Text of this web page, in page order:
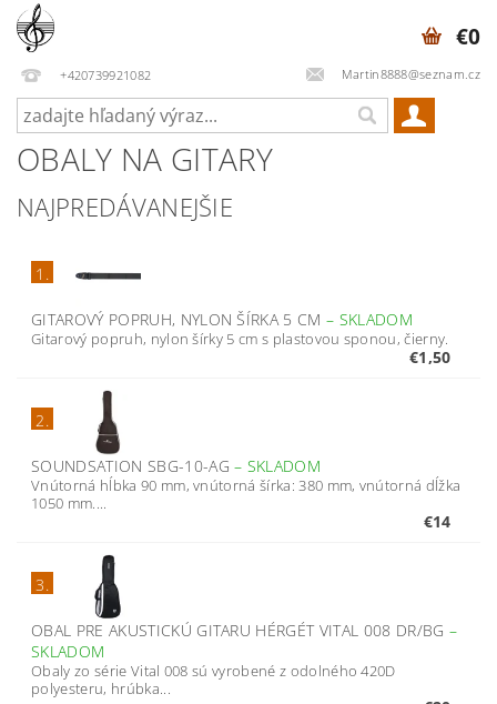
+420739921082 Martin8888@seznam.cz
€0
OBALY NA GITARY
NAJPREDÁVANEJŠIE
1.
GITAROVÝ POPRUH, NYLON ŠÍRKA 5 CM– SKLADOM
Gitarový popruh, nylon šírky 5 cm s plastovou sponou, čierny.
€1,50
2.
SOUNDSATION SBG-10-AG– SKLADOM
Vnútorná hĺbka 90 mm, vnútorná šírka: 380 mm, vnútorná dĺžka
1050 mm....
€14
3.
OBAL PRE AKUSTICKÚ GITARU HÉRGÉT VITAL 008 DR/BG –
SKLADOM
Obaly zo série Vital 008 sú vyrobené z odolného 420D
polyesteru, hrúbka...